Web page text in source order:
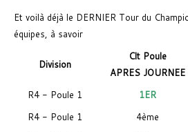
Et voilà déjà le DERNIER Tour du
équipes, à savoir
Division
Clt Poule
APRES JOURNEE
R4 - Poule 1 1ER
R4 - Poule 1
4ème